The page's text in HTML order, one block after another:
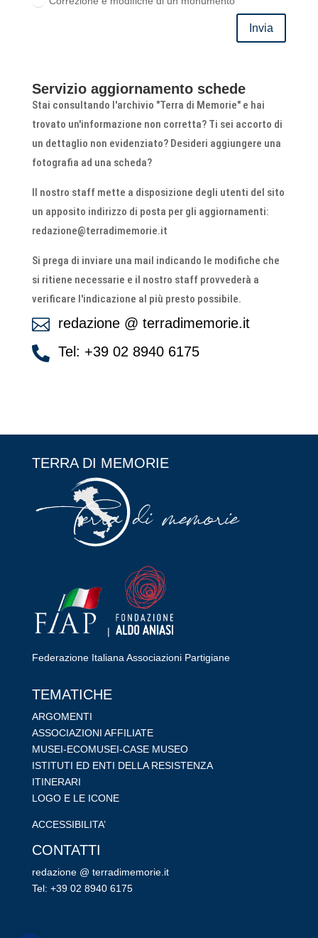
Invia
Servizio aggiornamento schede
Stai consultando l'archivio "Terra di Memorie" e hai
trovato un'informazione non corretta? Ti sei accorto di
un dettaglio non evidenziato? Desideri aggiungere una
fotografia ad una scheda?
Il nostro staff mette a disposizione degli utenti del sito
un apposito indirizzo di posta per gli aggiornamenti:
redazione@terradimemorie.it
Si prega di inviare una mail indicando le modifiche che
si ritiene necessarie e il nostro staff provvederà a
verificare l'indicazione al più presto possibile.
 redazione @ terradimemorie.it
 Tel: +39 02 8940 6175
TERRA DI MEMORIE
|
Federazione Italiana Associazioni Partigiane
TEMATICHE
ARGOMENTI
ASSOCIAZIONI AFFILIATE
MUSEI-ECOMUSEI-CASE MUSEO
ISTITUTI ED ENTI DELLA RESISTENZA
ITINERARI
LOGO E LE ICONE
ACCESSIBILITA’
CONTATTI
redazione @ terradimemorie.it
Tel: +39 02 8940 6175
RIPRISTINA
-A 100% +A
Alto Contrasto
Modalità Scura
Disattiva Immagini
Evidenzia Link
Cursore Grande
Guida Lettura
Lettura Vocale